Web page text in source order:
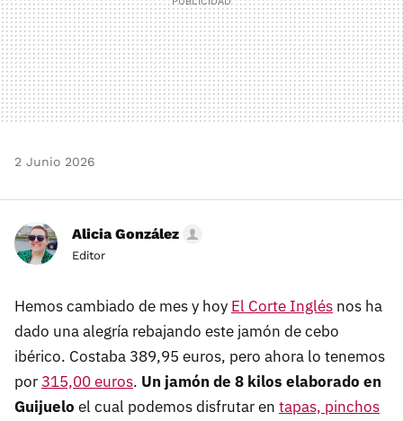
2 Junio 2026
Alicia González
Editor
Hemos cambiado de mes y hoy El Corte Inglés nos ha
dado una alegría rebajando este jamón de cebo
ibérico. Costaba 389,95 euros, pero ahora lo tenemos
por 315,00 euros. Un jamón de 8 kilos elaborado en
Guijuelo el cual podemos disfrutar en tapas, pinchos